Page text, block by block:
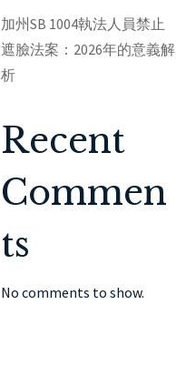
加州SB 1004執法人員禁止
遮臉法案：2026年的意義解
析
Recent
Commen
ts
No comments to show.